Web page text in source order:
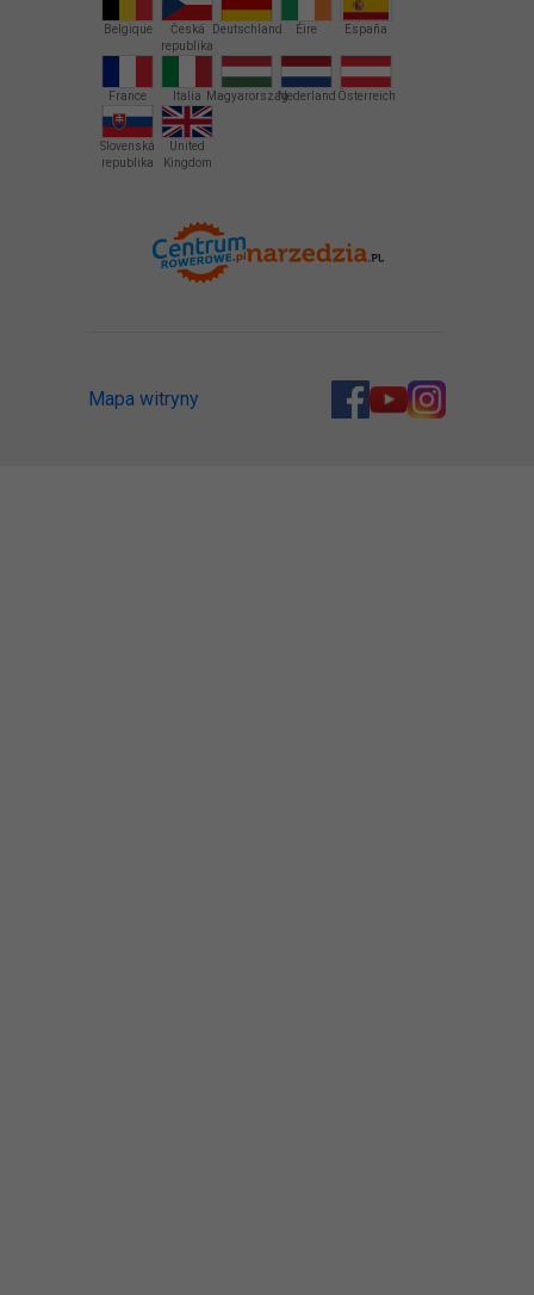
Belgique
Česká
republika
Deutschland Éire España
France Italia MagyarországNederland Österreich
Slovenská
republika
United
Kingdom
Mapa witryny